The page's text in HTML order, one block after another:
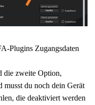
Plugins Zugangsdaten
die zweite Option,
musst du noch dein Gerät
die deaktiviert werden